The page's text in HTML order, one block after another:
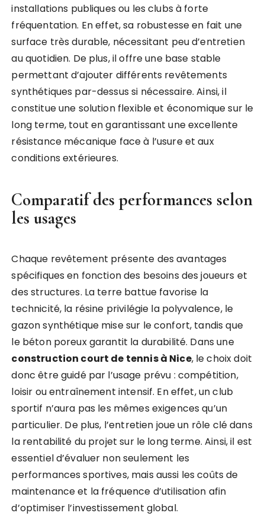
installations publiques ou les clubs à forte
fréquentation. En effet, sa robustesse en fait une
surface très durable, nécessitant peu d’entretien
au quotidien. De plus, il offre une base stable
permettant d’ajouter différents revêtements
synthétiques par-dessus si nécessaire. Ainsi, il
constitue une solution flexible et économique sur le
long terme, tout en garantissant une excellente
résistance mécanique face à l’usure et aux
conditions extérieures.
Comparatif des performances selon
les usages
Chaque revêtement présente des avantages
spécifiques en fonction des besoins des joueurs et
des structures. La terre battue favorise la
technicité, la résine privilégie la polyvalence, le
gazon synthétique mise sur le confort, tandis que
le béton poreux garantit la durabilité. Dans une
construction court de tennis à Nice, le choix doit
donc être guidé par l’usage prévu : compétition,
loisir ou entraînement intensif. En effet, un club
sportif n’aura pas les mêmes exigences qu’un
particulier. De plus, l’entretien joue un rôle clé dans
la rentabilité du projet sur le long terme. Ainsi, il est
essentiel d’évaluer non seulement les
performances sportives, mais aussi les coûts de
maintenance et la fréquence d’utilisation afin
d’optimiser l’investissement global.